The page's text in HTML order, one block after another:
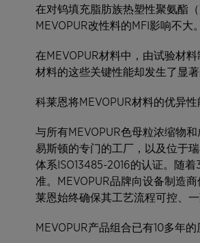
在对钨填充脂肪族热塑性聚氨酯
MEVOPUR改性料的MFI影响不大。
在MEVOPUR材料中，由试验材
材料的这些关键性能却发生了显著
科莱恩将MEVOPUR材料的优异
与所有MEVOPUR色母粒浓缩物
易斯顿的专门的工厂，以及位于
体系ISO13485-2016的认证。随
准。MEVOPUR品牌向设备制造
莱恩始终确保其工艺流程可控、一
MEVOPUR产品组合已有10多年